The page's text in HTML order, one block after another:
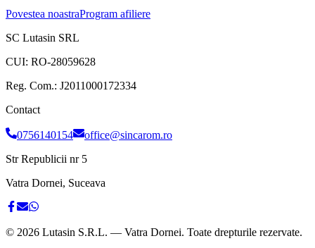
Povestea noastraProgram afiliere
SC Lutasin SRL
CUI: RO-28059628
Reg. Com.: J2011000172334
Contact
0756140154
office@sincarom.ro
Str Republicii nr 5
Vatra Dornei, Suceava
© 2026 Lutasin S.R.L. — Vatra Dornei. Toate drepturile rezervate.